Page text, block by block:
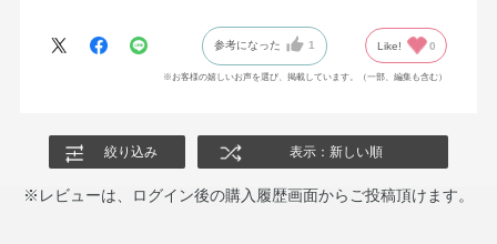
参考になった 1 Like! 0
※お客様の嬉しいお声を選び、掲載しています。（一部、編集も含む）
絞り込み 表示：新しい順
※レビューは、ログイン後の購入履歴画面からご投稿頂けます。